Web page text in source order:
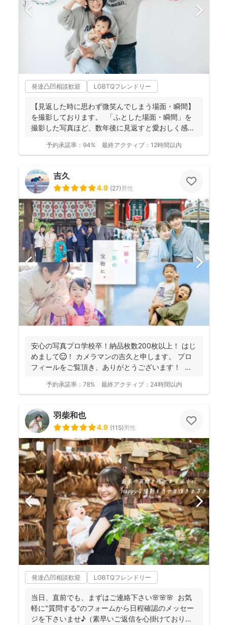
発達凸凹相談歓迎 LGBTQフレンドリー
【見返した時に思わず微笑んでしまう場面・瞬間】
を撮影しております。 ⁡ 「ふとした場面・瞬間」を
撮影した写真ほど、数年後に見返すと愛おしく感じ
予約承諾率： 94% 最終アクティブ： 12時間以内
吉久
4.9 (27)男性
安心の写真プロ学校卒！納品枚数200枚以上！ はじ
めまして😊！ カメラマンの吉久と申します。 プロ
フィールをご覧頂き、ありがとうございます！ ...
予約承諾率： 78% 最終アクティブ： 24時間以内
羽柴和也
4.9 (115)男性
発達凸凹相談歓迎 LGBTQフレンドリー
当日、直前でも、まずはご連絡下さい🌸🌸🌸 お気
軽に"質問する"のフォームから日程確認のメッセー
ジを下さいませ♪（素早いご返信を心掛けておりま